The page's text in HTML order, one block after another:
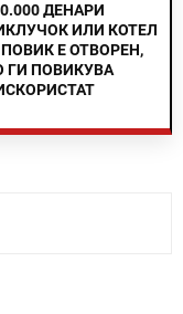
ДЕНАРИ
ИЛИ КОТЕЛ
Е ОТВОРЕН,
ГИ ПОВИКУВА